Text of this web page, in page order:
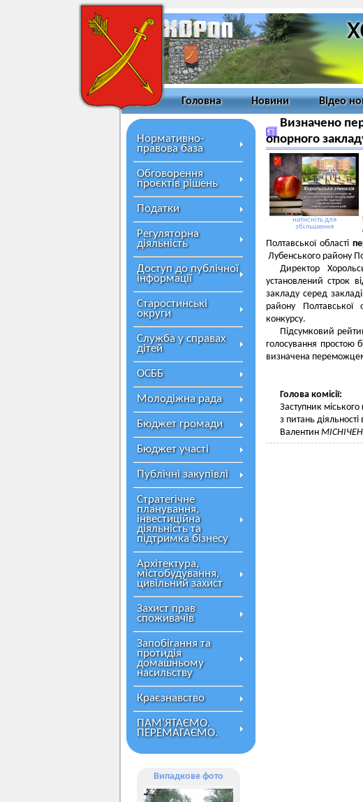
Головна Новини Відео
Нормативно-
правова база
Обговорення
проєктів рішень
Податки
Регуляторна
діяльність
Доступ до публічної
інформації
Старостинські
округи
Служба у справах
дітей
ОСББ
Молодіжна рада
Бюджет громади
Бюджет участі
Публічні закупівлі
Стратегічне
планування,
інвестиційна
діяльність та
підтримка бізнесу
Архітектура,
містобудування,
цивільний захист
Захист прав
споживачів
Запобігання та
протидія
домашньому
насильству
Краєзнавство
ПАМ’ЯТАЄМО.
ПЕРЕМАГАЄМО.
Випадкове фото
Визначено
опорного
натисніть для
збільшення
Полтавської області
Лубенського району
Директор
установлений строк
закладу серед
району Полтавської
конкурсу.
Підсумковий
голосування простою
визначена
Голова комісії:
Заступник міського
з питань
Валентин